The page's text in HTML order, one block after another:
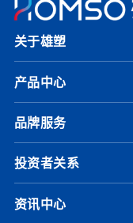
关于雄塑
产品中心
品牌服务
投资者关系
资讯中心